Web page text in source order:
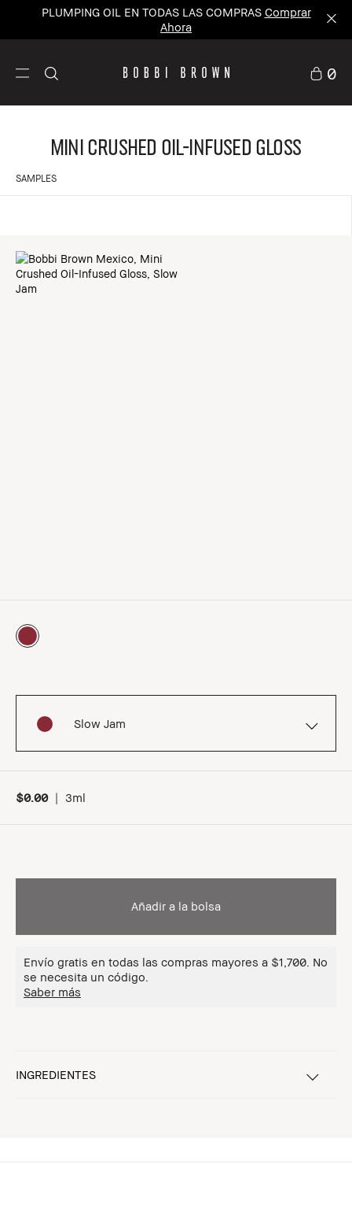
PLUMPING OIL EN TODAS LAS COMPRAS Comprar
Ahora
0
Mini Crushed Oil-Infused Gloss
SAMPLES
Slow Jam
$0.00 | 3ml
Añadir a la bolsa
Envío gratis en todas las compras mayores a $1,700. No
se necesita un código.
Saber más
INGREDIENTES